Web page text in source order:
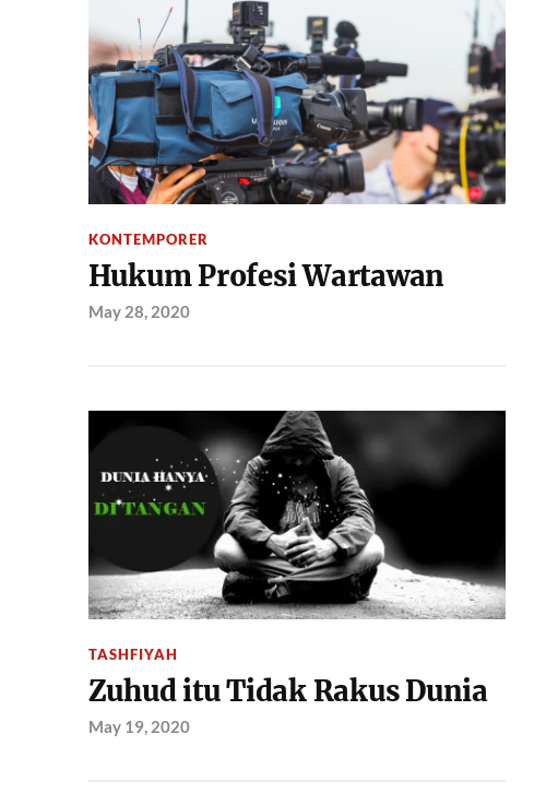
KONTEMPORER
Hukum Profesi Wartawan
May 28, 2020
TASHFIYAH
Zuhud itu Tidak Rakus Dunia
May 19, 2020